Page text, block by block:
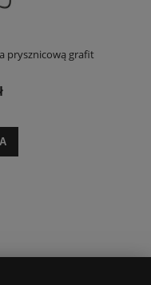
prysznicową grafit